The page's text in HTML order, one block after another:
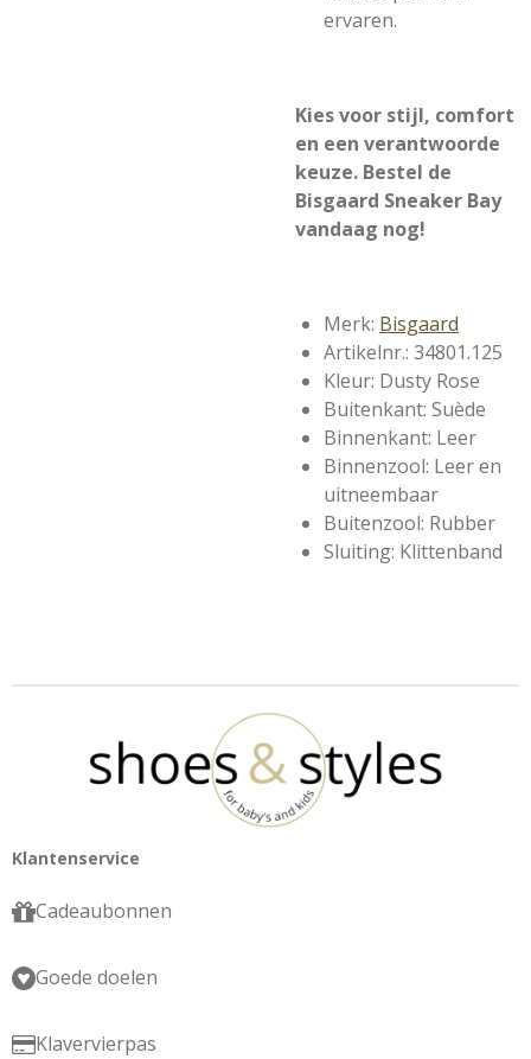
ervaren.
Kies voor stijl, comfort
en een verantwoorde
keuze. Bestel de
Bisgaard Sneaker Bay
vandaag nog!
Merk: Bisgaard
Artikelnr.: 34801.125
Kleur: Dusty Rose
Buitenkant: Suède
Binnenkant: Leer
Binnenzool: Leer en
uitneembaar
Buitenzool: Rubber
Sluiting: Klittenband
Klantenservice
Cadeaubonnen
Goede doelen
Klavervierpas